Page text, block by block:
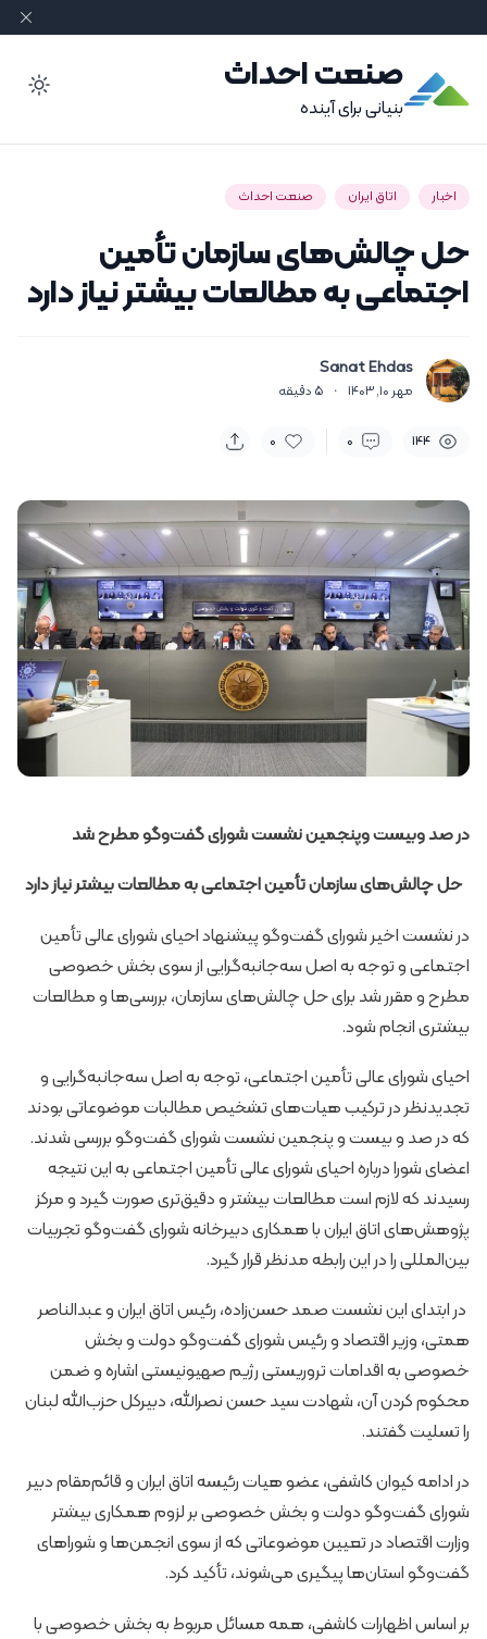
صنعت احداث
بنیانی برای آینده
اخبار اتاق ایران صنعت احداث
حل چالش‌های سازمان تأمین
اجتماعی به مطالعات بیشتر نیاز دارد
Sanat Ehdas
مهر 10, 1403 ·
5 دقیقه
144
0
0
در صد وبیست‌ وپنجمین نشست شورای گفت‌وگو مطرح شد
حل چالش‌های سازمان تأمین اجتماعی به مطالعات بیشتر نیاز دارد
در نشست اخیر شورای گفت‌وگو پیشنهاد احیای شورای عالی تأمین
اجتماعی و توجه به اصل سه‌جانبه‌گرایی از سوی بخش خصوصی
مطرح و مقرر شد برای حل چالش‌های سازمان، بررسی‌ها و مطالعات
بیشتری انجام شود.
احیای شورای عالی تأمین اجتماعی، توجه به اصل سه‌جانبه‌گرایی و
تجدیدنظر در ترکیب هیات‌های تشخیص مطالبات موضوعاتی بودند
که در صد و بیست‌ و پنجمین نشست شورای گفت‌وگو بررسی شدند.
اعضای شورا درباره احیای شورای عالی تأمین اجتماعی به این نتیجه
رسیدند که لازم است مطالعات بیشتر و دقیق‌تری صورت گیرد و مرکز
پژوهش‌های اتاق ایران با همکاری دبیرخانه شورای گفت‌وگو تجربیات
بین‌المللی را در این رابطه مدنظر قرار گیرد.
در ابتدای این نشست صمد حسن‌زاده، رئیس اتاق ایران و عبدالناصر
همتی، وزیر اقتصاد و رئیس شورای گفت‌وگو دولت و بخش
خصوصی به اقدامات تروریستی رژیم صهیونیستی اشاره و ضمن
محکوم کردن آن، شهادت سید حسن نصرالله، دبیرکل حزب‌الله لبنان
را تسلیت گفتند.
در ادامه کیوان کاشفی، عضو هیات رئیسه اتاق ایران و قائم‌مقام دبیر
شورای گفت‌وگو دولت و بخش خصوصی بر لزوم همکاری بیشتر
وزارت اقتصاد در تعیین موضوعاتی که از سوی انجمن‌ها و شوراهای
گفت‌وگو استان‌ها پیگیری می‌شوند، تأکید کرد.
بر اساس اظهارات کاشفی، همه مسائل مربوط به بخش خصوصی با